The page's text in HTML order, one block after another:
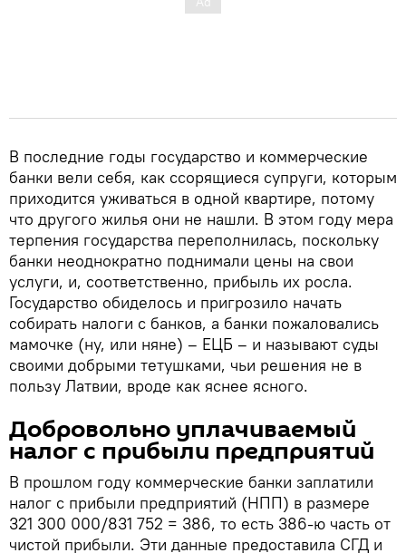
В последние годы государство и коммерческие
банки вели себя, как ссорящиеся супруги, которым
приходится уживаться в одной квартире, потому
что другого жилья они не нашли. В этом году мера
терпения государства переполнилась, поскольку
банки неоднократно поднимали цены на свои
услуги, и, соответственно, прибыль их росла.
Государство обиделось и пригрозило начать
собирать налоги с банков, а банки пожаловались
мамочке (ну, или няне) – ЕЦБ – и называют суды
своими добрыми тетушками, чьи решения не в
пользу Латвии, вроде как яснее ясного.
Добровольно уплачиваемый
налог с прибыли предприятий
В прошлом году коммерческие банки заплатили
налог с прибыли предприятий (НПП) в размере
321 300 000/831 752 = 386, то есть 386-ю часть от
чистой прибыли. Эти данные предоставила СГД и